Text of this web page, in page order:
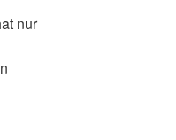
nur